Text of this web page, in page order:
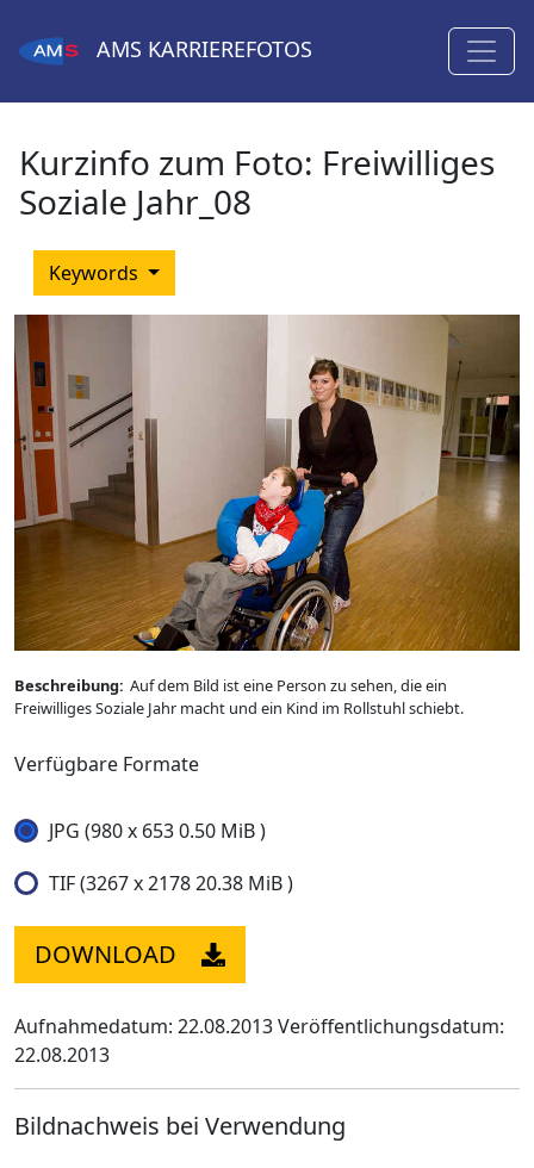
AMS KARRIEREFOTOS
Kurzinfo zum Foto: Freiwilliges
Soziale Jahr_08
Keywords
Beschreibung: Auf dem Bild ist eine Person zu sehen, die ein
Freiwilliges Soziale Jahr macht und ein Kind im Rollstuhl schiebt.
Verfügbare Formate
JPG (980 x 653 0.50 MiB )
TIF (3267 x 2178 20.38 MiB )
DOWNLOAD
Aufnahmedatum: 22.08.2013Veröffentlichungsdatum:
22.08.2013
Bildnachweis bei Verwendung